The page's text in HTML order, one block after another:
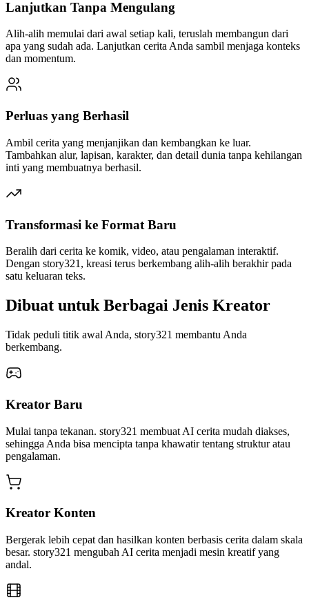
Lanjutkan Tanpa Mengulang
Alih-alih memulai dari awal setiap kali, teruslah membangun dari
apa yang sudah ada. Lanjutkan cerita Anda sambil menjaga konteks
dan momentum.
Perluas yang Berhasil
Ambil cerita yang menjanjikan dan kembangkan ke luar.
Tambahkan alur, lapisan, karakter, dan detail dunia tanpa kehilangan
inti yang membuatnya berhasil.
Transformasi ke Format Baru
Beralih dari cerita ke komik, video, atau pengalaman interaktif.
Dengan story321, kreasi terus berkembang alih-alih berakhir pada
satu keluaran teks.
Dibuat untuk Berbagai Jenis Kreator
Tidak peduli titik awal Anda, story321 membantu Anda
berkembang.
Kreator Baru
Mulai tanpa tekanan. story321 membuat AI cerita mudah diakses,
sehingga Anda bisa mencipta tanpa khawatir tentang struktur atau
pengalaman.
Kreator Konten
Bergerak lebih cepat dan hasilkan konten berbasis cerita dalam skala
besar. story321 mengubah AI cerita menjadi mesin kreatif yang
andal.